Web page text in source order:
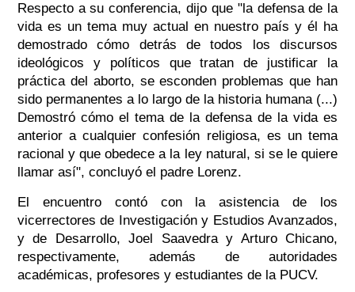
Respecto a su conferencia, dijo que "la defensa de la
vida es un tema muy actual en nuestro país y él ha
demostrado cómo detrás de todos los discursos
ideológicos y políticos que tratan de justificar la
práctica del aborto, se esconden problemas que han
sido permanentes a lo largo de la historia humana (...)
Demostró cómo el tema de la defensa de la vida es
anterior a cualquier confesión religiosa, es un tema
racional y que obedece a la ley natural, si se le quiere
llamar así", concluyó el padre Lorenz.
El encuentro contó con la asistencia de los
vicerrectores de Investigación y Estudios Avanzados,
y de Desarrollo, Joel Saavedra y Arturo Chicano,
respectivamente, además de autoridades
académicas, profesores y estudiantes de la PUCV.